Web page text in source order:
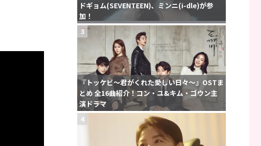
ドギョム(SEVENTEEN)、ミンニ(i-dle)が参
加！
3
『トッケビ〜君がくれた愛しい日々〜』OSTま
とめ 全16曲紹介！コン・ユ&キム・ゴウン主
演ドラマ
4